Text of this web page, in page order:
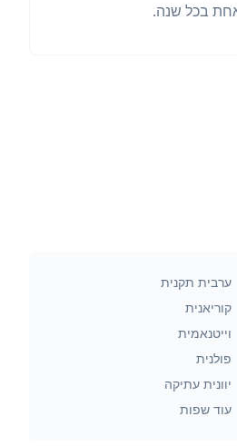
ערבית תקנית
קוריאנית
וייטנאמית
פולנית
יוונית עתיקה
עוד שפות